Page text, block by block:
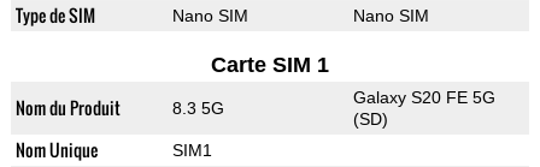
Type de SIM Nano SIM Nano SIM
Carte SIM 1
Nom du Produit 8.3 5G
Galaxy S20 FE 5G
(SD)
Nom Unique SIM1